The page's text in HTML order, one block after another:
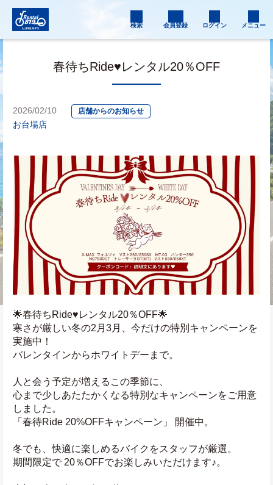
検索 会員登録 ログイン メニュー
春待ちRide♥️レンタル20％OFF
2026/02/10 店舗からのお知らせ
お台場店
🌟春待ちRide♥️レンタル20％OFF🌟
寒さが厳しい冬の2月3月、今だけの特別キャンペーンを
実施中！
バレンタインからホワイトデーまで。
人と会う予定が増えるこの季節に、
心まで少しあたたかくなる特別なキャンペーンをご用意
しました。
「春待Ride 20%OFFキャンペーン」 開催中。
冬でも、快適に楽しめるバイクをスタッフが厳選。
期間限定で 20％OFFでお楽しみいただけます♪。